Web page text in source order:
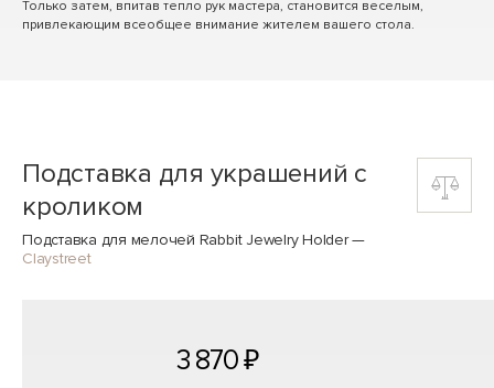
Только затем, впитав тепло рук мастера, становится веселым,
привлекающим всеобщее внимание жителем вашего стола.
Подставка для украшений с
кроликом
Подставка для мелочей Rabbit Jewelry Holder—
Claystreet
3 870 ₽